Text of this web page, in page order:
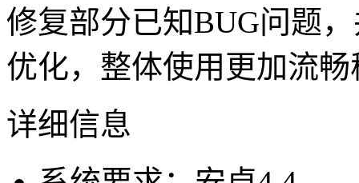
修复部分已知BUG问题
优化，整体使用更加流畅
详细信息